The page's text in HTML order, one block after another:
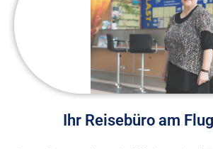
Ihr Reisebüro am